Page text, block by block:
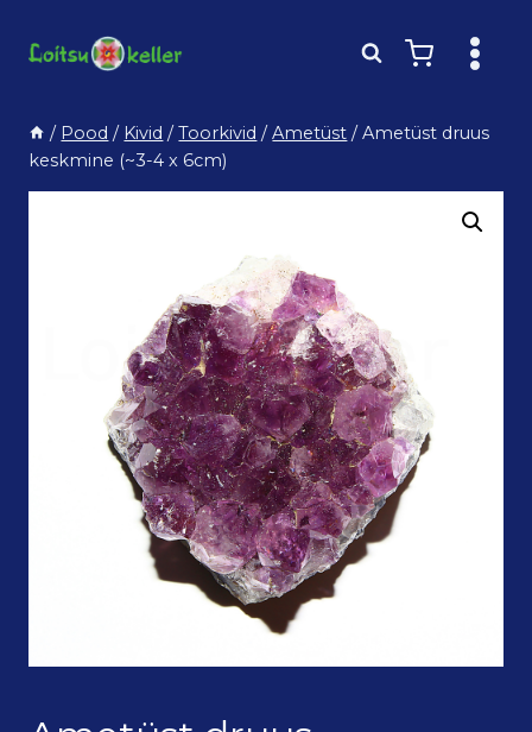
/ Pood / Kivid / Toorkivid / Ametüst / Ametüst druus
keskmine (~3-4 x 6cm)